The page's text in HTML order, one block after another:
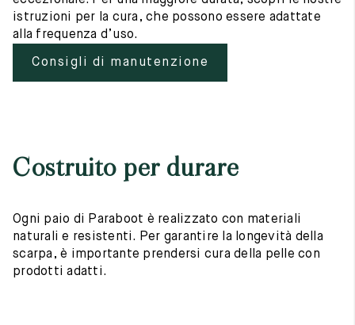
istruzioni per la cura, che possono essere adattate
alla frequenza d’uso.
Consigli di manutenzione
Costruito per durare
Ogni paio di Paraboot è realizzato con materiali
naturali e resistenti. Per garantire la longevità della
scarpa, è importante prendersi cura della pelle con
prodotti adatti.